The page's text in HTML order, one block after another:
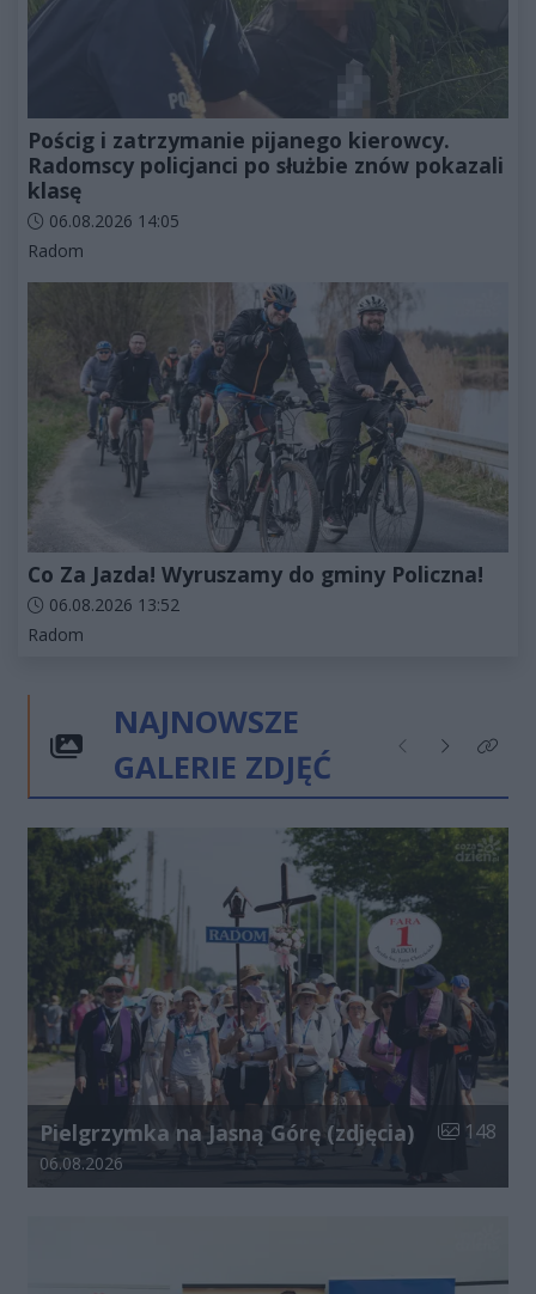
Pościg i zatrzymanie pijanego kierowcy.
Radomscy policjanci po służbie znów pokazali
klasę
Data dodania artykułu:
06.08.2026 14:05
Kategorie artykułu:
Radom
Co Za Jazda! Wyruszamy do gminy Policzna!
Data dodania artykułu:
06.08.2026 13:52
Kategorie artykułu:
Radom
NAJNOWSZE
GALERIE ZDJĘĆ
Poprzednie
NastępneKliknij
Pielgrzymka na Jasną Górę (zdjęcia) Liczba
148
Data dodania galerii:
06.08.2026